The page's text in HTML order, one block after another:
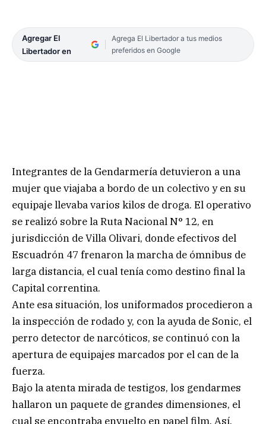
Agregar El
Libertador en
Agrega El Libertador a tus medios
preferidos en Google
Integrantes de la Gendarmería detuvieron a una
mujer que viajaba a bordo de un colectivo y en su
equipaje llevaba varios kilos de droga. El operativo
se realizó sobre la Ruta Nacional N° 12, en
jurisdicción de Villa Olivari, donde efectivos del
Escuadrón 47 frenaron la marcha de ómnibus de
larga distancia, el cual tenía como destino final la
Capital correntina.
Ante esa situación, los uniformados procedieron a
la inspección de rodado y, con la ayuda de Sonic, el
perro detector de narcóticos, se continuó con la
apertura de equipajes marcados por el can de la
fuerza.
Bajo la atenta mirada de testigos, los gendarmes
hallaron un paquete de grandes dimensiones, el
cual se encontraba envuelto en papel film. Así,